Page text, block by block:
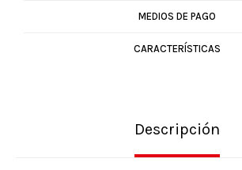
MEDIOS DE PAGO
CARACTERÍSTICAS
Descripción